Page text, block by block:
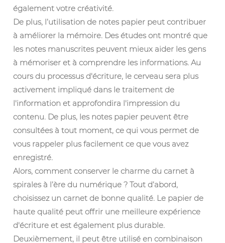
également votre créativité.
De plus, l’utilisation de notes papier peut contribuer
à améliorer la mémoire. Des études ont montré que
les notes manuscrites peuvent mieux aider les gens
à mémoriser et à comprendre les informations. Au
cours du processus d'écriture, le cerveau sera plus
activement impliqué dans le traitement de
l'information et approfondira l'impression du
contenu. De plus, les notes papier peuvent être
consultées à tout moment, ce qui vous permet de
vous rappeler plus facilement ce que vous avez
enregistré.
Alors, comment conserver le charme du carnet à
spirales à l’ère du numérique ? Tout d’abord,
choisissez un carnet de bonne qualité. Le papier de
haute qualité peut offrir une meilleure expérience
d'écriture et est également plus durable.
Deuxièmement, il peut être utilisé en combinaison